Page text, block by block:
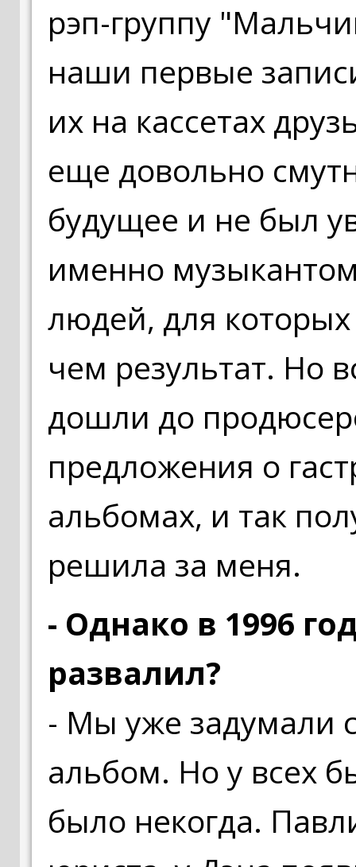
рэп-группу
наши первые
их на кассетах
еще довольно
будущее и не был
именно
людей, для
чем результат. Но
дошли до
предложения о
альбомах, и так
решила за меня.
- Однако в 1996
развалил?
- Мы уже задумали
альбом. Но у всех
было некогда.